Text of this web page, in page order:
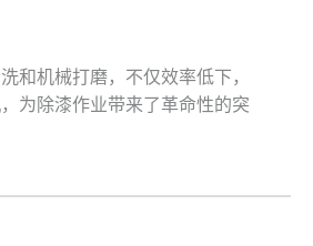
和机械打磨，不仅效率低下，
为除漆作业带来了革命性的突